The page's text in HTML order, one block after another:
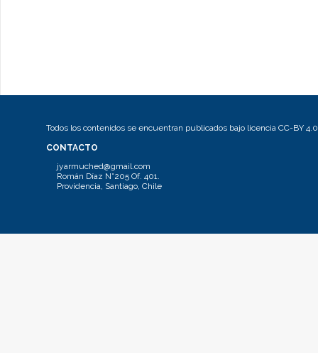
Todos los contenidos se encuentran publicados bajo licencia CC-BY 4.0
CONTACTO
jyarmuched@gmail.com
Román Díaz N°205 Of. 401.
Providencia, Santiago, Chile